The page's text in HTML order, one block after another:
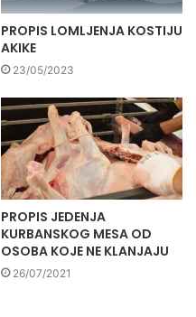
PROPIS LOMLJENJA KOSTIJU
AKIKE
23/05/2023
PROPIS JEDENJA
KURBANSKOG MESA OD
OSOBA KOJE NE KLANJAJU
26/07/2021